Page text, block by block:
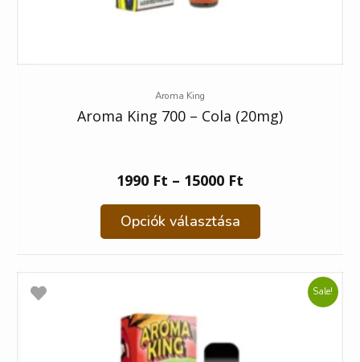
Aroma King
Aroma King 700 – Cola (20mg)
1990 Ft – 15000 Ft
Opciók választása
Sale!